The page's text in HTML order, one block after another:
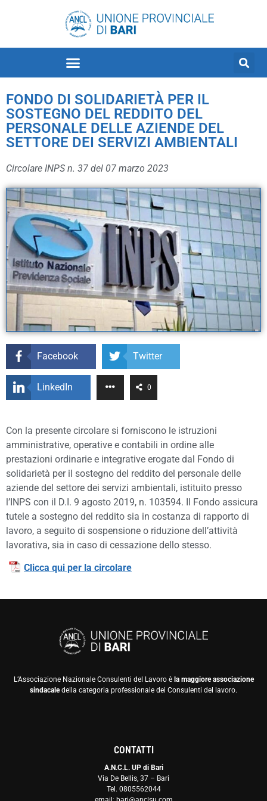
FONDO DI SOLIDARIETÀ PER IL
SOSTEGNO DEL REDDITO DEL
PERSONALE DELLE AZIENDE DEL
SETTORE DEI SERVIZI AMBIENTALI
Circolare INPS n. 37 del 07 marzo 2023
Facebook Twitter
LinkedIn 0
Con la presente circolare si forniscono le istruzioni
amministrative, operative e contabili in ordine alle
prestazioni ordinarie e integrative erogate dal Fondo di
solidarietà per il sostegno del reddito del personale delle
aziende del settore dei servizi ambientali, istituito presso
l’INPS con il D.I. 9 agosto 2019, n. 103594. Il Fondo assicura
tutele a sostegno del reddito sia in costanza di rapporto di
lavoro, a seguito di sospensione o riduzione dell’attività
lavorativa, sia in caso di cessazione dello stesso.
Clicca qui per la circolare
L’Associazione Nazionale Consulenti del Lavoro èla maggiore associazione
sindacaledella categoria professionale dei Consulenti del lavoro.
CONTATTI
A.N.C.L. UP di Bari
Via De Bellis, 37 – Bari
Tel. 0805562044